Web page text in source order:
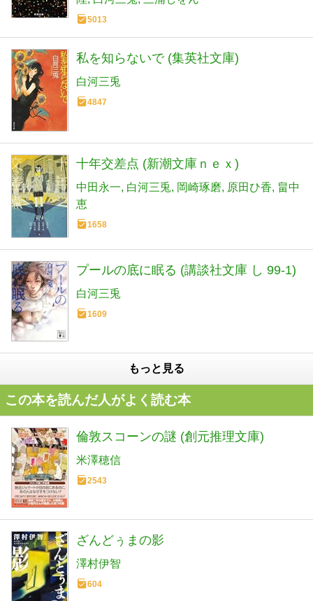
5013
私を知らないで (集英社文庫)
白河三兎
4847
十年交差点 (新潮文庫ｎｅｘ)
中田永一 白河三兎 岡崎琢磨 原田ひ香
畠中
恵
1658
プールの底に眠る (講談社文庫 し 99-1)
白河三兎
1609
もっと見る
この本を読んだ人がよく読む本
倫敦スコーンの謎 (創元推理文庫)
米澤穂信
2543
ざんどぅまの影
澤村伊智
604